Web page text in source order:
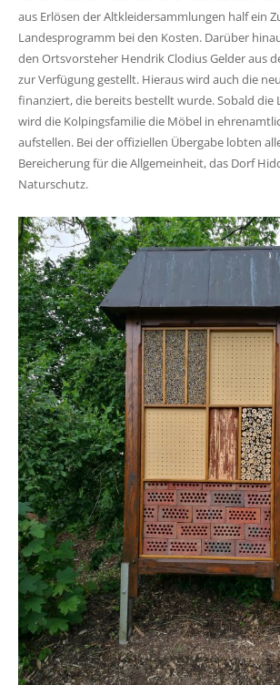
aus Erlösen der Altkleidersammlungen half ein
Landesprogramm bei den Kosten. Darüber
den Ortsvorsteher Hendrik Clodius Gelder aus
zur Verfügung gestellt. Hieraus wird auch die
finanziert, die bereits bestellt wurde. Sobald die
wird die Kolpingsfamilie die Möbel in
aufstellen. Bei der offiziellen Übergabe lobten
Bereicherung für die Allgemeinheit, das Dorf
Naturschutz.